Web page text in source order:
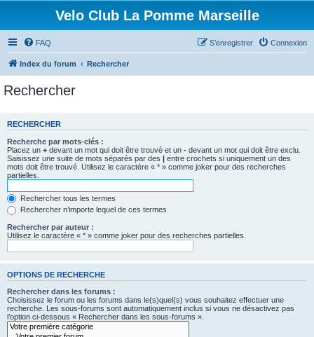
Velo Club La Pomme Marseille
FAQ Connexion
S’enregistrer
Index du forum Rechercher
Rechercher
RECHERCHER
Recherche par mots-clés :
Placez un + devant un mot qui doit être trouvé et un - devant un mot qui doit être exclu.
Saisissez une suite de mots séparés par des | entre crochets si uniquement un des
mots doit être trouvé. Utilisez le caractère « * » comme joker pour des recherches
partielles.
Rechercher tous les termes
Rechercher n’importe lequel de ces termes
Rechercher par auteur :
Utilisez le caractère « * » comme joker pour des recherches partielles.
OPTIONS DE RECHERCHE
Rechercher dans les forums :
Choisissez le forum ou les forums dans le(s)quel(s) vous souhaitez effectuer une
recherche. Les sous-forums sont automatiquement inclus si vous ne désactivez pas
l’option ci-dessous « Rechercher dans les sous-forums ».